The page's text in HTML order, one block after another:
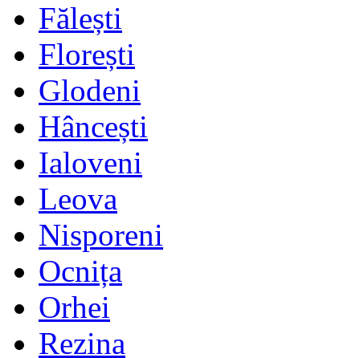
Fălești
Florești
Glodeni
Hâncești
Ialoveni
Leova
Nisporeni
Ocnița
Orhei
Rezina